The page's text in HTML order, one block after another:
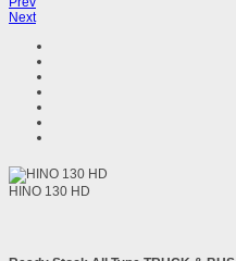
Next
HINO 130 HD